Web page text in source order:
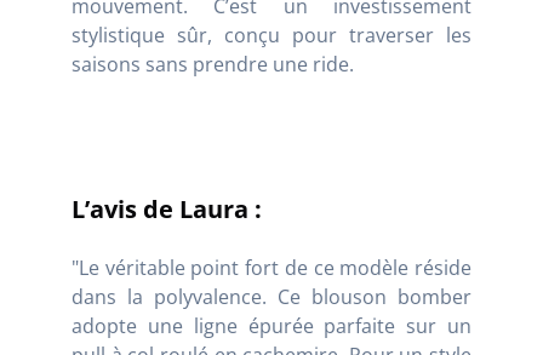
mouvement. C’est un investissement
stylistique sûr, conçu pour traverser les
saisons sans prendre une ride.
L’avis de Laura :
"Le véritable point fort de ce modèle réside
dans la polyvalence. Ce blouson bomber
adopte une ligne épurée parfaite sur un